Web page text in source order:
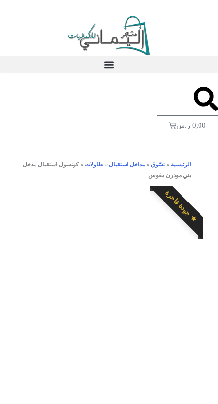
0,00 ر.س
الرئيسية »تسّوق » مداخل استقبال » طاولات »كونسول استقبال مدخل
بني مودرن مقوس
★ جودة فاخرة